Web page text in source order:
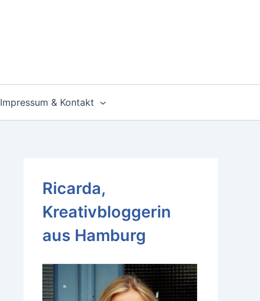
Impressum & Kontakt
Ricarda,
Kreativbloggerin
aus Hamburg